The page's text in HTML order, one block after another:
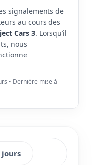
signalements de
au cours des
Cars 3. Lorsqu’il
nous
• Dernière mise à
jours